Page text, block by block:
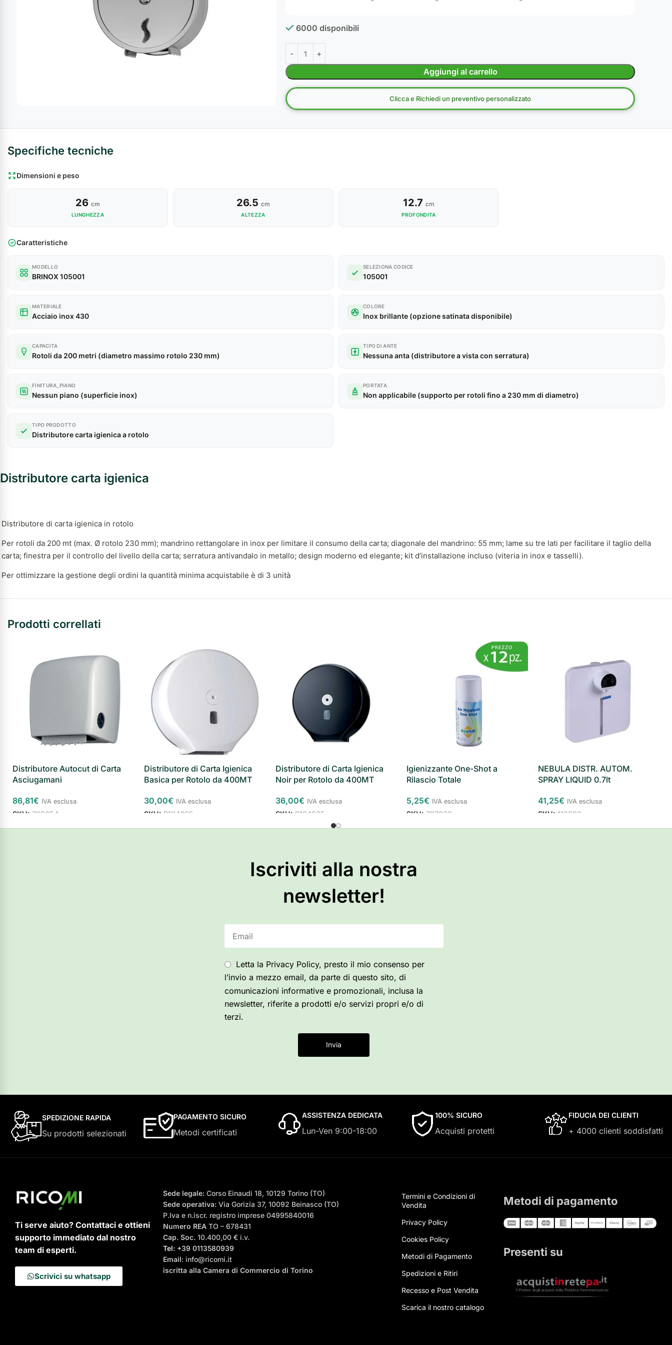
6000 disponibili
Aggiungi al carrello
Clicca e Richiedi un preventivo personalizzato
Specifiche tecniche
Dimensioni e peso
26 cm
LUNGHEZZA
26.5 cm
ALTEZZA
12.7 cm
PROFONDITA
Caratteristiche
MODELLO
BRINOX 105001
SELEZIONA CODICE
105001
MATERIALE
Acciaio inox 430
COLORE
Inox brillante (opzione satinata disponibile)
L
CAPACITA
Rotoli da 200 metri (diametro massimo rotolo 230 mm)
TIPO DI ANTE
Nessuna anta (distributore a vista con serratura)
FINITURA_PIANO
Nessun piano (superficie inox)
PORTATA
Non applicabile (supporto per rotoli fino a 230 mm di diametro)
TIPO PRODOTTO
Distributore carta igienica a rotolo
Distributore carta igienica
Distributore di carta igienica in rotolo
Per rotoli da 200 mt (max. Ø rotolo 230 mm); mandrino rettangolare in inox per limitare il consumo della carta; diagonale del mandrino: 55 mm; lame su tre lati per facilitare il taglio della
carta; finestra per il controllo del livello della carta; serratura antivandalo in metallo; design moderno ed elegante; kit d’installazione incluso (viteria in inox e tasselli).
Per ottimizzare la gestione degli ordini la quantità minima acquistabile è di 3 unità
Prodotti correllati
Distributore Autocut di Carta
Asciugamani
86,81€ IVA esclusa
SKU: 709054
Distributore di Carta Igienica
Basica per Rotolo da 400MT
30,00€ IVA esclusa
SKU: R104005
Distributore di Carta Igienica
Noir per Rotolo da 400MT
36,00€ IVA esclusa
SKU: R104205
Igienizzante One-Shot a
Rilascio Totale
5,25€ IVA esclusa
SKU: 797000
NEBULA DISTR. AUTOM.
SPRAY LIQUID 0.7lt
41,25€ IVA esclusa
SKU:113000
Iscriviti alla nostra
newsletter!
Letta la Privacy Policy, presto il mio consenso per
l’invio a mezzo email, da parte di questo sito, di
comunicazioni informative e promozionali, inclusa la
newsletter, riferite a prodotti e/o servizi propri e/o di
terzi.
Invia
SPEDIZIONE RAPIDA
Su prodotti selezionati
PAGAMENTO SICURO
Metodi certificati
ASSISTENZA DEDICATA
Lun-Ven 9:00-18:00
100% SICURO
Acquisti protetti
FIDUCIA DEI CLIENTI
+ 4000 clienti soddisfatti
Ti serve aiuto? Contattaci e ottieni
supporto immediato dal nostro
team di esperti.
Scrivici su whatsapp
Sede legale: Corso Einaudi 18, 10129 Torino (TO)
Sede operativa: Via Gorizia 37, 10092 Beinasco (TO)
P.Iva e n.iscr. registro imprese 04995840016
Numero REATO – 678431
Cap. Soc. 10.400,00 € i.v.
Tel: +39 0113580939
Email: info@ricomi.it
iscritta alla Camera di Commercio di Torino
Termini e Condizioni di
Vendita
Privacy Policy
Cookies Policy
Metodi di Pagamento
Spedizioni e Ritiri
Recesso e Post Vendita
Scarica il nostro catalogo
Metodi di pagamento
Presenti su